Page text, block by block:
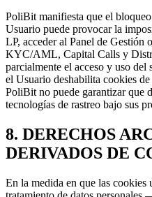
PoliBit manifiesta que el
Usuario puede provocar la
LP, acceder al Panel de Gestión
KYC/AML, Capital Calls y
parcialmente el acceso y uso
el Usuario deshabilita cookies
PoliBit no puede garantizar que
tecnologías de rastreo bajo sus
8. DERECHOS
DERIVADOS DE
En la medida en que las